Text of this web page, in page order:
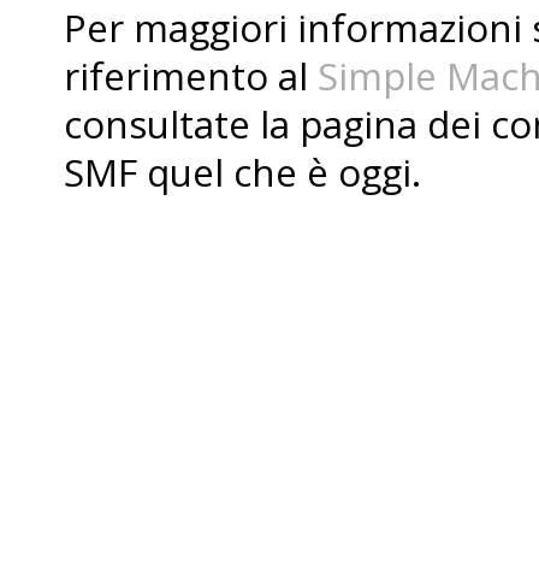
Per maggiori informazioni
riferimento al Simple
consultate la pagina dei
SMF quel che è oggi.